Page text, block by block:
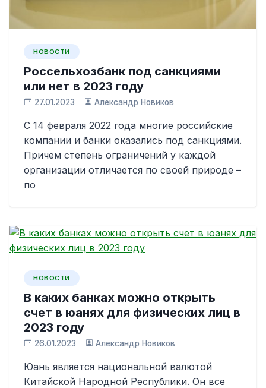
НОВОСТИ
Россельхозбанк под санкциями
или нет в 2023 году
27.01.2023 Александр Новиков
С 14 февраля 2022 года многие российские
компании и банки оказались под санкциями.
Причем степень ограничений у каждой
организации отличается по своей природе –
по
НОВОСТИ
В каких банках можно открыть
счет в юанях для физических лиц в
2023 году
26.01.2023 Александр Новиков
Юань является национальной валютой
Китайской Народной Республики. Он все